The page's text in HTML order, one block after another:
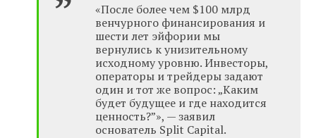
«После более чем $100 млрд
венчурного финансирования и
шести лет эйфории мы
вернулись к унизительному
исходному уровню. Инвесторы,
операторы и трейдеры задают
один и тот же вопрос: „Каким
будет будущее и где находится
ценность?”», — заявил
основатель Split Capital.